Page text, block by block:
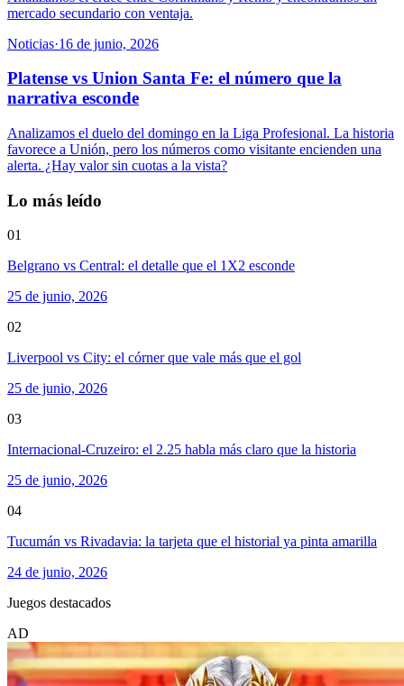
mercado secundario con ventaja.
Noticias·16 de junio, 2026
Platense vs Union Santa Fe: el número que la
narrativa esconde
Analizamos el duelo del domingo en la Liga Profesional. La historia
favorece a Unión, pero los números como visitante encienden una
alerta. ¿Hay valor sin cuotas a la vista?
Lo más leído
01
Belgrano vs Central: el detalle que el 1X2 esconde
25 de junio, 2026
02
Liverpool vs City: el córner que vale más que el gol
25 de junio, 2026
03
Internacional-Cruzeiro: el 2.25 habla más claro que la historia
25 de junio, 2026
04
Tucumán vs Rivadavia: la tarjeta que el historial ya pinta amarilla
24 de junio, 2026
Juegos destacados
AD